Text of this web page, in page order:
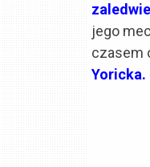
jego
czasem
Yoricka.